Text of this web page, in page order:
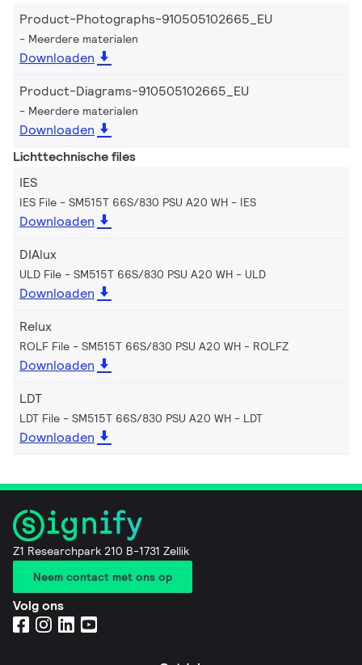
Product-Photographs-910505102665_EU
Meerdere materialen
Downloaden
Product-Diagrams-910505102665_EU
Meerdere materialen
Downloaden
Lichttechnische files
IES
IES File - SM515T 66S/830 PSU A20 WH IES
Downloaden
DIAlux
ULD File - SM515T 66S/830 PSU A20 WH ULD
Downloaden
Relux
ROLF File - SM515T 66S/830 PSU A20 WH ROLFZ
Downloaden
LDT
LDT File - SM515T 66S/830 PSU A20 WH LDT
Downloaden
Z1 Researchpark 210 B-1731 Zellik
Neem contact met ons op
Volg ons